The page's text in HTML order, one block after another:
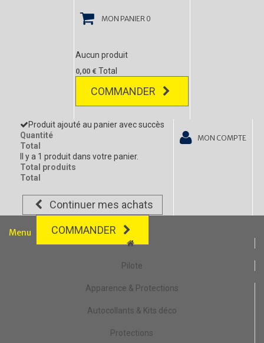
MON PANIER 0
Aucun produit
0,00 € Total
COMMANDER
Produit ajouté au panier avec succès
Quantité
Total
Il y a 1 produit dans votre panier.
Total produits
Total
Continuer mes achats
COMMANDER
MON COMPTE
Menu
Pilote
Apparence & Protections
Autocollants & Kits déco
Protections